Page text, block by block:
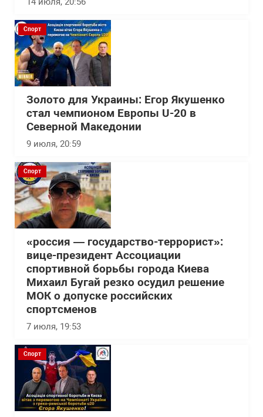
Спорт
Золото для Украины: Егор Якушенко
стал чемпионом Европы U-20 в
Северной Македонии
9 июля, 20:59
Спорт
«россия — государство-террорист»:
вице-президент Ассоциации
спортивной борьбы города Киева
Михаил Бугай резко осудил решение
МОК о допуске российских
спортсменов
7 июля, 19:53
Спорт